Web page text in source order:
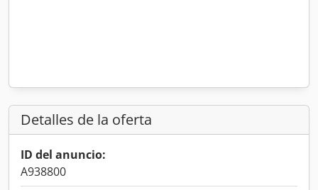
Detalles de la oferta
ID del anuncio:
A938800